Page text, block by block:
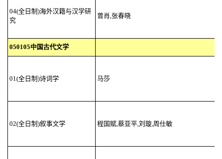
04(全日制)海外汉籍与汉学研
究
曾肖,张春晓
050105中国古代文学
01(全日制)诗词学 马莎
02(全日制)叙事文学 程国赋,蔡亚平,刘璇,周仕敏